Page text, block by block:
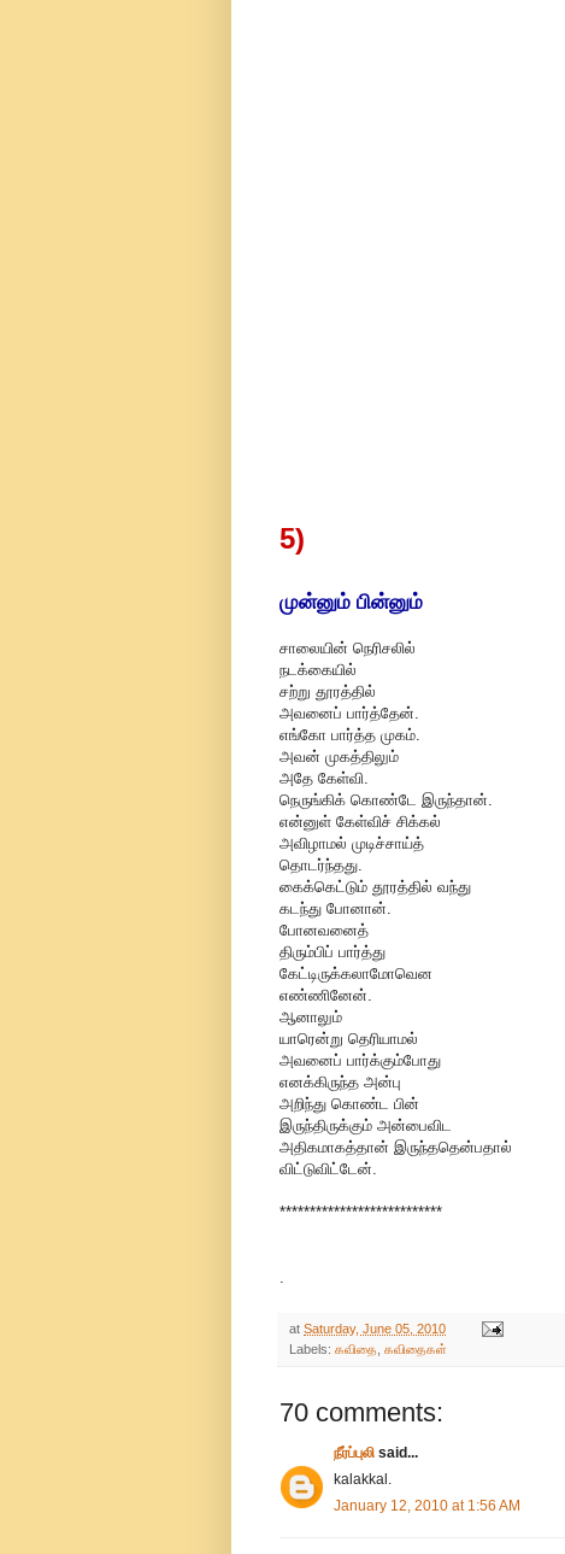
5)
முன்னும் பின்னும்
சாலையின் நெரிசலில்
நடக்கையில்
சற்று தூரத்தில்
அவனைப் பார்த்தேன்.
எங்கோ பார்த்த முகம்.
அவன் முகத்திலும்
அதே கேள்வி.
நெருங்கிக் கொண்டே இருந்தான்.
என்னுள் கேள்விச் சிக்கல்
அவிழாமல் முடிச்சாய்த்
தொடர்ந்தது.
கைக்கெட்டும் தூரத்தில் வந்து
கடந்து போனான்.
போனவனைத்
திரும்பிப் பார்த்து
கேட்டிருக்கலாமோவென
எண்ணினேன்.
ஆனாலும்
யாரென்று தெரியாமல்
அவனைப் பார்க்கும்போது
எனக்கிருந்த அன்பு
அறிந்து கொண்ட பின்
இருந்திருக்கும் அன்பைவிட
அதிகமாகத்தான் இருந்ததென்பதால்
விட்டுவிட்டேன்.
***************************
at Saturday, June 05, 2010
Labels: கவிதை கவிதைகள்
70 comments:
நீர்ப்புலி said...
kalakkal.
January 12, 2010 at 1:56 AM